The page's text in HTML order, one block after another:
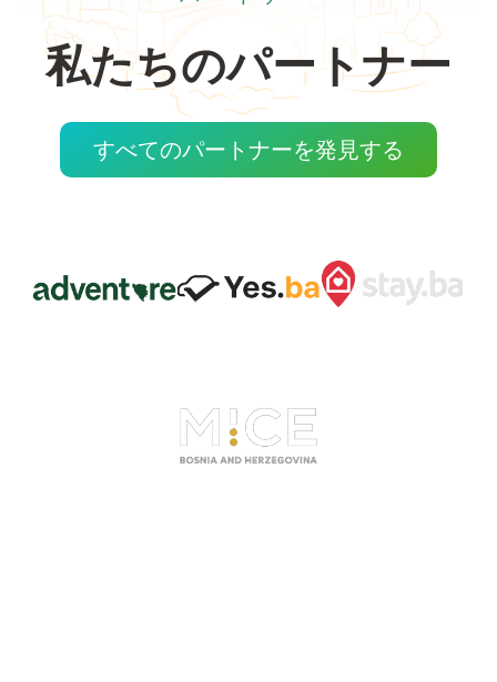
私たちのパートナー
すべてのパートナーを発見する